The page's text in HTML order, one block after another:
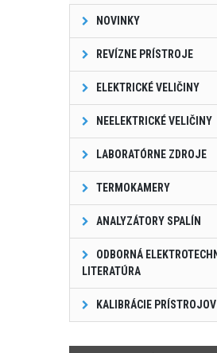
NOVINKY
REVÍZNE PRÍSTROJE
ELEKTRICKÉ VELIČINY
NEELEKTRICKÉ VELIČINY
LABORATÓRNE ZDROJE
TERMOKAMERY
ANALYZÁTORY SPALÍN
ODBORNÁ
LITERATÚRA
KALIBRÁCIE PRÍSTROJOV